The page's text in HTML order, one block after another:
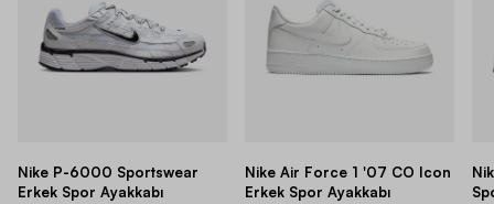
Nike P-6000 Sportswear
Erkek Spor Ayakkabı
Nike Air Force 1 '07 CO Icon
Erkek Spor Ayakkabı